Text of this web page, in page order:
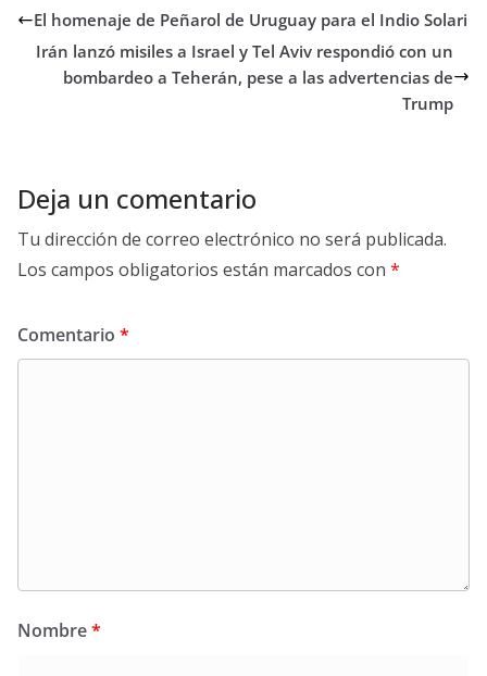
El homenaje de Peñarol de Uruguay para el Indio Solari
Irán lanzó misiles a Israel y Tel Aviv respondió con un
bombardeo a Teherán, pese a las advertencias de
Trump
Deja un comentario
Tu dirección de correo electrónico no será publicada.
Los campos obligatorios están marcados con *
Comentario *
Nombre*